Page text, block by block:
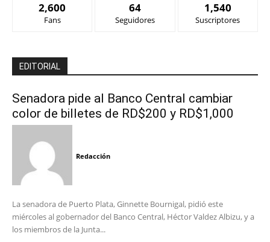
2,600
Fans
64
Seguidores
1,540
Suscriptores
EDITORIAL
Senadora pide al Banco Central cambiar
color de billetes de RD$200 y RD$1,000
Redacción
La senadora de Puerto Plata, Ginnette Bournigal, pidió este
miércoles al gobernador del Banco Central, Héctor Valdez Albizu, y a
los miembros de la Junta...